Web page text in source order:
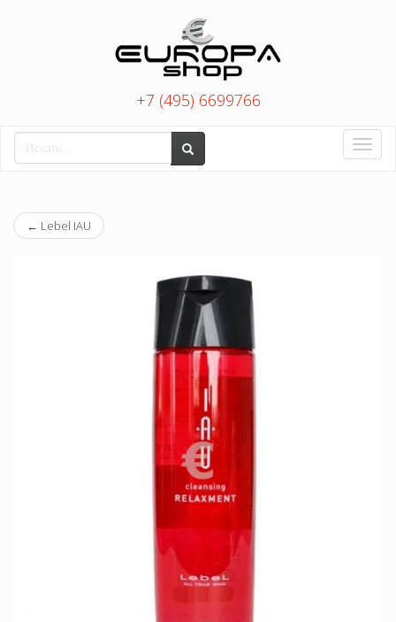
+7 (495) 6699766
Toggle
← Lebel IAU